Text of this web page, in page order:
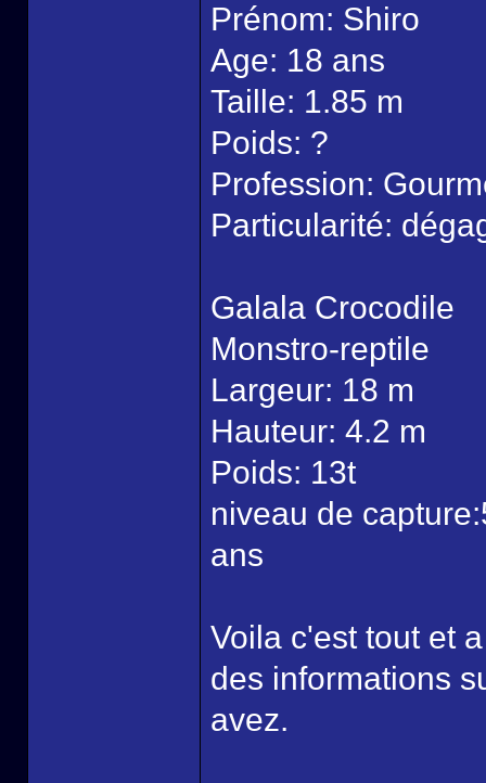
Prénom: Shiro
Age: 18 ans
Taille: 1.85 m
Poids: ?
Profession:
Particularité:
Galala Crocodile
Monstro-reptile
Largeur: 18 m
Hauteur: 4.2 m
Poids: 13t
niveau de
ans
Voila c'est tout et
des informations
avez.